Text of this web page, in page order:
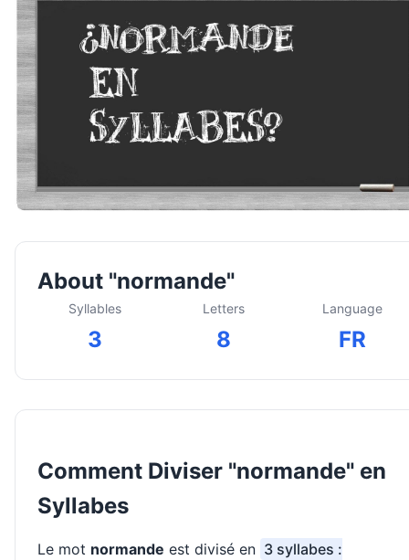
About "normande"
Syllables
3
Letters
8
Language
FR
Comment Diviser "normande" en
Syllabes
Le mot normande est divisé en 3 syllabes :